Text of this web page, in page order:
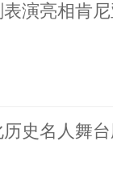
演亮相肯
史名人舞